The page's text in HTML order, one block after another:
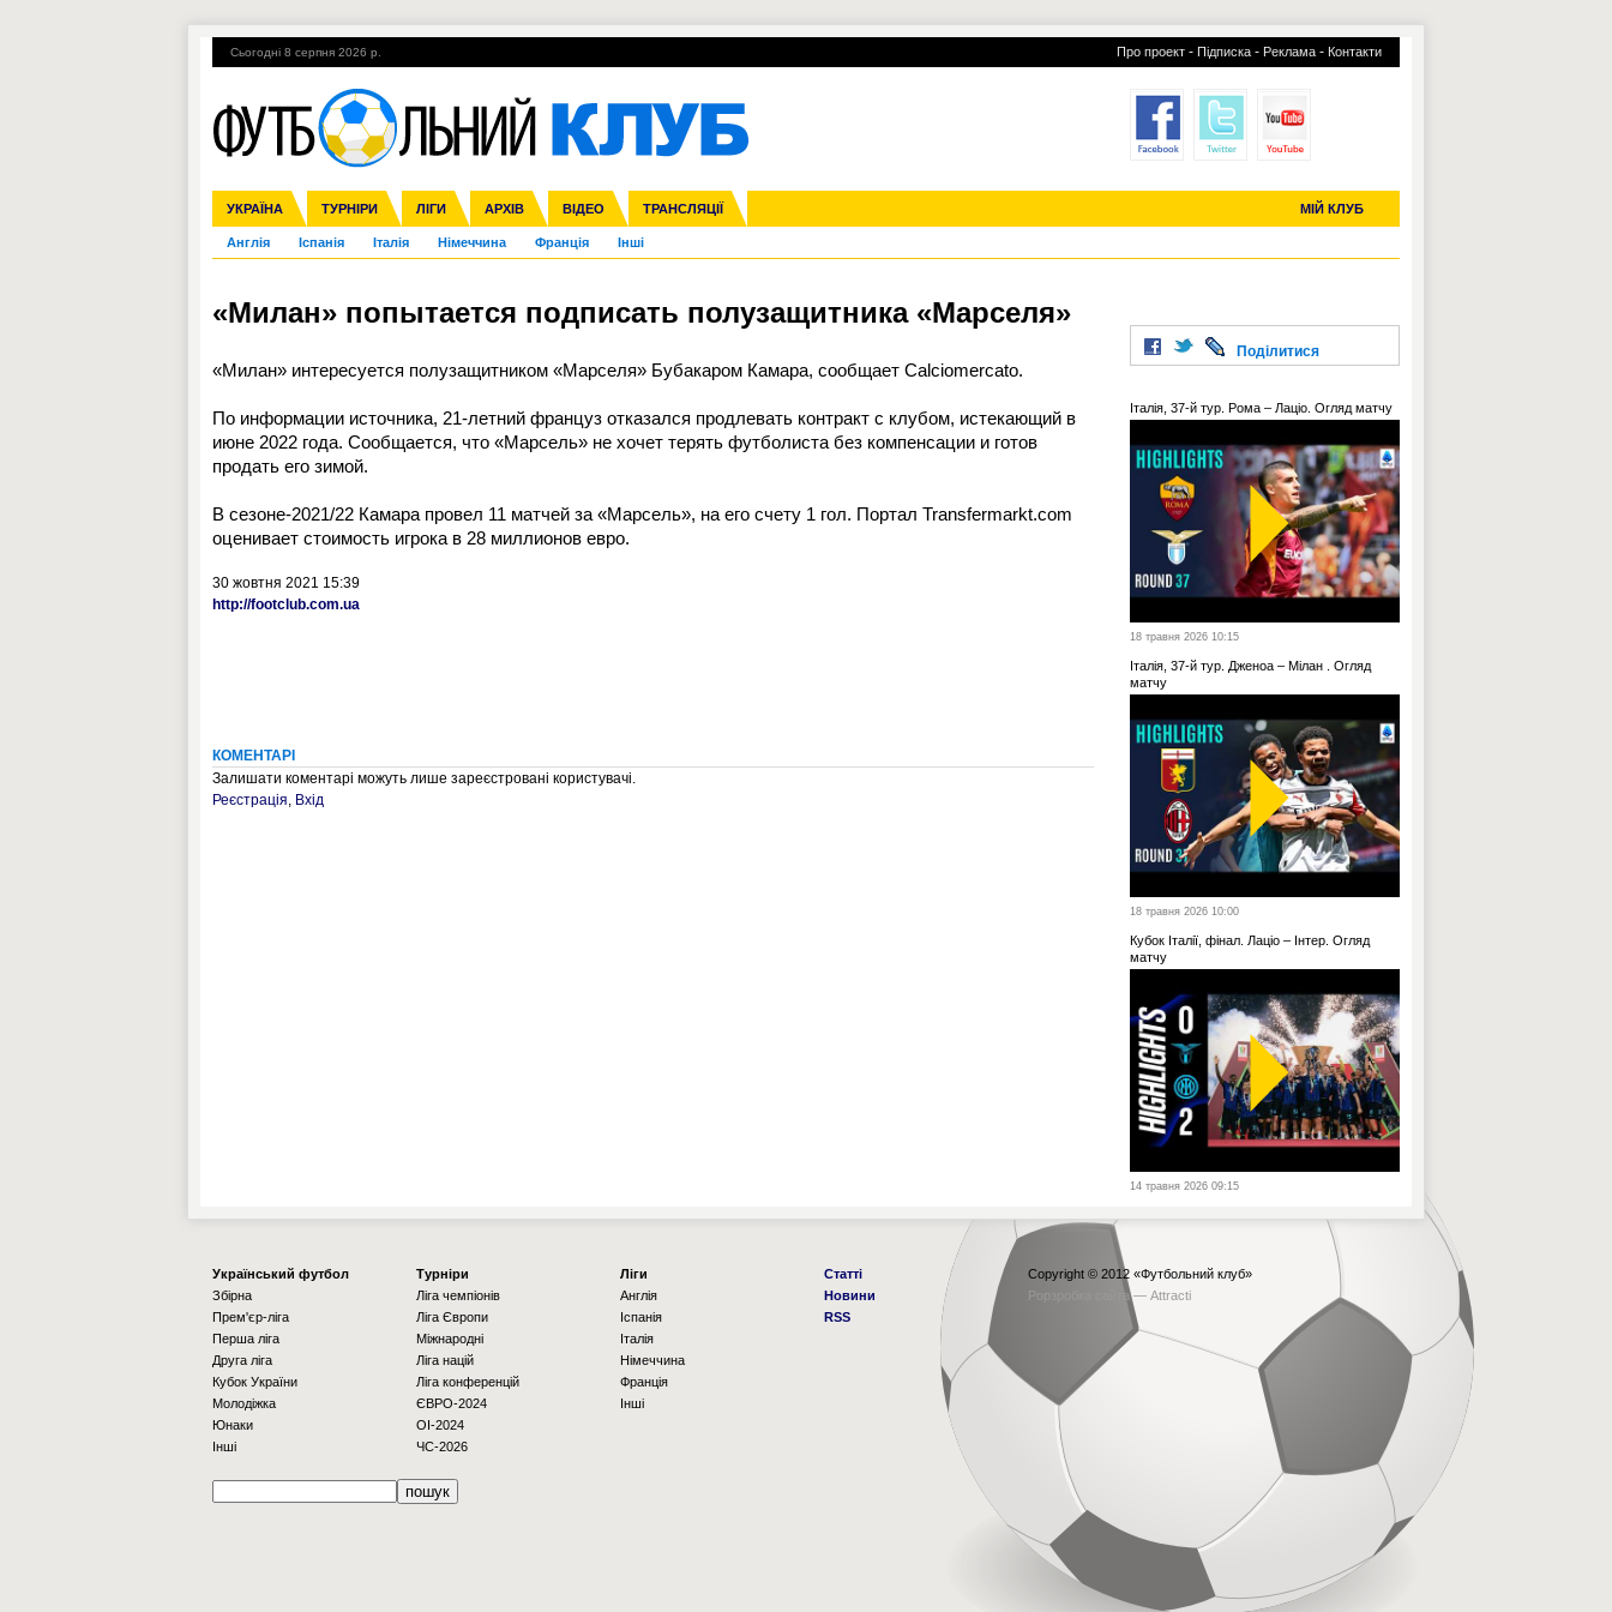
Сьогодні 8 серпня 2026 р. Про проект - Підписка - Реклама - Контакти
УКРАЇНА ТУРНІРИ ЛІГИ АРХІВ ВІДЕО ТРАНСЛЯЦІЇ МІЙ КЛУБ
Збірна Прем'єр-ліга Перша ліга Друга ліга Кубок України Молодіжка
Ліга чемпіонів Ліга Європи Міжнародні Ліга націй Ліга конференцій
Англія Іспанія Італія Німеччина Франція Інші
ЧС-2014 ЄВРО-2016 Росія Кубок конфедерацій ЧЄ-2015 (U-21)
Гарячі теми УПЛ, 2-й тур ВІЙНА УПЛ-ПЕРЕХОДИ УСІ ТРАНСФЕРИ
«Милан» попытается подписать полузащитника «Марселя»
«Милан» интересуется полузащитником «Марселя» Бубакаром Камара, сообщает Calciomercato.
По информации источника, 21-летний француз отказался продлевать контракт с клубом, истекающий в
июне 2022 года. Сообщается, что «Марсель» не хочет терять футболиста без компенсации и готов
продать его зимой.
В сезоне-2021/22 Камара провел 11 матчей за «Марсель», на его счету 1 гол. Портал Transfermarkt.com
оценивает стоимость игрока в 28 миллионов евро.
30 жовтня 2021 15:39
http://footclub.com.ua
КОМЕНТАРІ
Залишати коментарі можуть лише зареєстровані користувачі.
Реєстрація, Вхід
Поділитися
Італія, 37-й тур. Рома – Лаціо. Огляд матчу
18 травня 2026 10:15
Італія, 37-й тур. Дженоа – Мілан . Огляд
матчу
18 травня 2026 10:00
Кубок Італії, фінал. Лаціо – Інтер. Огляд
матчу
14 травня 2026 09:15
Українcький футбол
Збірна
Прем'єр-ліга
Перша ліга
Друга ліга
Кубок України
Молодіжка
Юнаки
Інші
Турніри
Ліга чемпіонів
Ліга Європи
Міжнародні
Ліга націй
Ліга конференцій
ЄВРО-2024
OI-2024
ЧС-2026
Ліги
Англія
Іспанія
Італія
Німеччина
Франція
Інші
Статті
Новини
RSS
Copyright © 2012 «Футбольний клуб»
Рорзробка сайта — Attracti